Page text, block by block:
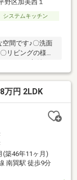
野区加美西１
システムキッチン
空間です♪〇洗面
リビングの様子
ーがございます
分（約800ｍ）〇
ーマート加美
まで徒歩4分
万円 2LDK
(築46年11ヶ月)
南巽駅 徒歩9分